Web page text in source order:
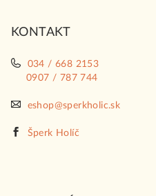
KONTAKT
034 / 668 2153
0907 / 787 744
eshop@sperkholic.sk
Šperk Holíč